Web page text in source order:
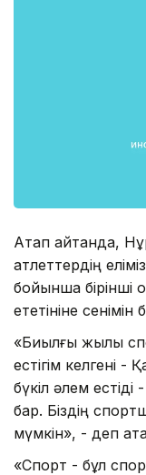
Атап айтқанда,
атлеттердің
бойынша бірінші
ететініне сенімін
«Биылғы жылы
естігім келгені
бүкіл әлем
бар. Біздің
мүмкін», - деп
«Спорт - бұл